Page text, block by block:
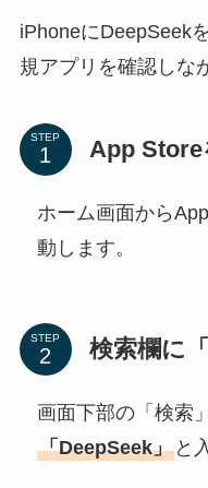
iPhoneにDeepSeek
規アプリを確認しな
STEP App Store
ホーム画面から
動します。
STEP 検索欄に
画面下部の「検索
「DeepSeek」と